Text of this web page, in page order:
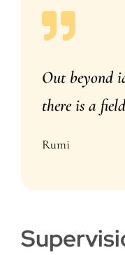
Out beyond
there is a
Rumi